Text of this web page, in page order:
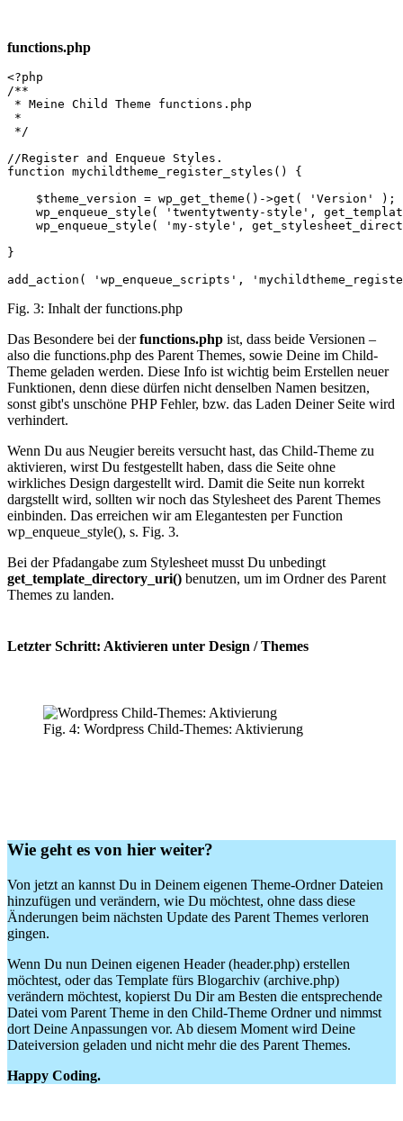
functions.php
<?php
/**
* Meine Child Theme functions.php
*
*/
//Register and Enqueue Styles.
function mychildtheme_register_styles() {
    $theme_version = wp_get_theme()->get( 'Version' );
wp_enqueue_style( 'twentytwenty-style',
wp_enqueue_style( 'my-style',
}
add_action( 'wp_enqueue_scripts',
Fig. 3: Inhalt der functions.php
Das Besondere bei derfunctions.php ist, dass beide Versionen –
also die functions.php des Parent Themes, sowie Deine im Child-
Theme geladen werden. Diese Info ist wichtig beim Erstellen neuer
Funktionen, denn diese dürfen nicht denselben Namen besitzen,
sonst gibt's unschöne PHP Fehler, bzw. das Laden Deiner Seite wird
verhindert.
Wenn Du aus Neugier bereits versucht hast, das Child-Theme zu
aktivieren, wirst Du festgestellt haben, dass die Seite ohne
wirkliches Design dargestellt wird. Damit die Seite nun korrekt
dargstellt wird, sollten wir noch das Stylesheet des Parent Themes
einbinden. Das erreichen wir am Elegantesten per Function
wp_enqueue_style(), s. Fig. 3.
Bei der Pfadangabe zum Stylesheet musst Du unbedingt
get_template_directory_uri() benutzen, um im Ordner des Parent
Themes zu landen.
Letzter Schritt: Aktivieren unter Design / Themes
Fig. 4: Wordpress Child-Themes: Aktivierung
Wie geht es von hier weiter?
Von jetzt an kannst Du in Deinem eigenen Theme-Ordner Dateien
hinzufügen und verändern, wie Du möchtest, ohne dass diese
Änderungen beim nächsten Update des Parent Themes verloren
gingen.
Wenn Du nun Deinen eigenen Header (header.php) erstellen
möchtest, oder das Template fürs Blogarchiv (archive.php)
verändern möchtest, kopierst Du Dir am Besten die entsprechende
Datei vom Parent Theme in den Child-Theme Ordner und nimmst
dort Deine Anpassungen vor. Ab diesem Moment wird Deine
Dateiversion geladen und nicht mehr die des Parent Themes.
Happy Coding.